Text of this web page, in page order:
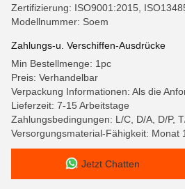
Zertifizierung: ISO9001:2015,
Modellnummer: Soem
Zahlungs-u. Verschiffen-Ausdrücke
Min Bestellmenge: 1pc
Preis: Verhandelbar
Verpackung Informationen: Als die
Lieferzeit: 7-15 Arbeitstage
Zahlungsbedingungen: L/C, D/A, D/P,
Versorgungsmaterial-Fähigkeit: Monat
Jetzt Chatten